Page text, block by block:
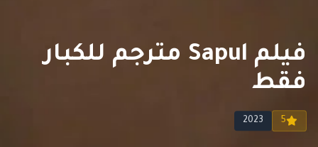
فيلم Sapul مترجم للكبار
فقط
5
2023